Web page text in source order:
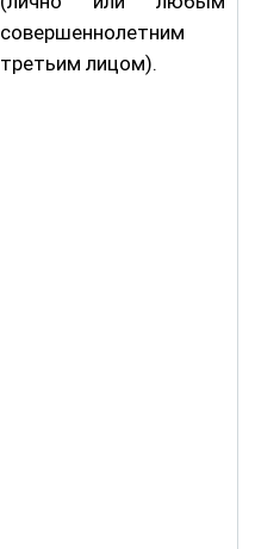
совершеннолетним
третьим лицом).